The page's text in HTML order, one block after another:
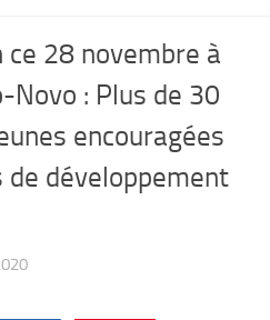
ce 28 novembre à
Novo : Plus de 30
encouragées
développement